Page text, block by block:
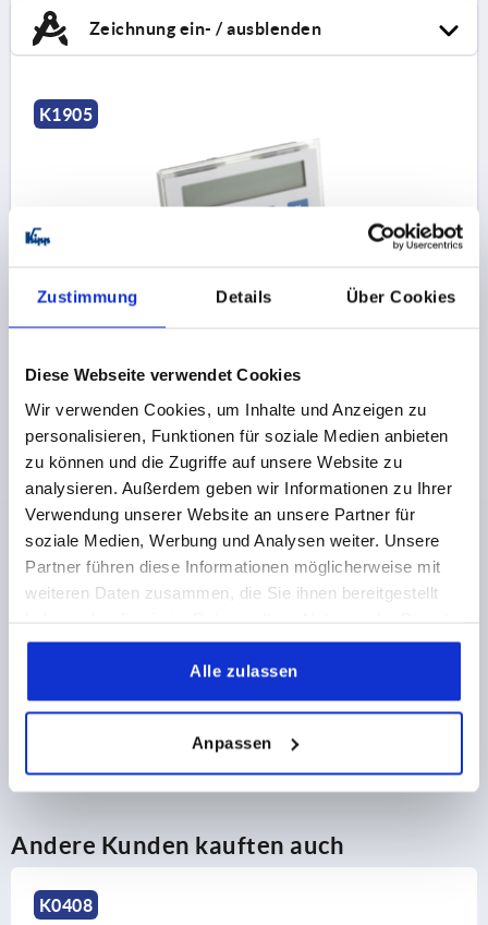
Zustimmung Details Über Cookies
Diese Webseite verwendet Cookies
Wir verwenden Cookies, um Inhalte und Anzeigen zu
personalisieren, Funktionen für soziale Medien anbieten
zu können und die Zugriffe auf unsere Website zu
analysieren. Außerdem geben wir Informationen zu Ihrer
Verwendung unserer Website an unsere Partner für
soziale Medien, Werbung und Analysen weiter. Unsere
Partner führen diese Informationen möglicherweise mit
weiteren Daten zusammen, die Sie ihnen bereitgestellt
gesammelt haben.
Alle zulassen
Anpassen
Zeichnung ein- / ausblenden
K1905
POSITIONSANZEIGE BATTERIEBETRIEBEN 76X40
302,26 CHF
zzgl. MwSt.
DETAILS
PRODUKTDETAILS
Andere Kunden kauften auch
K0409